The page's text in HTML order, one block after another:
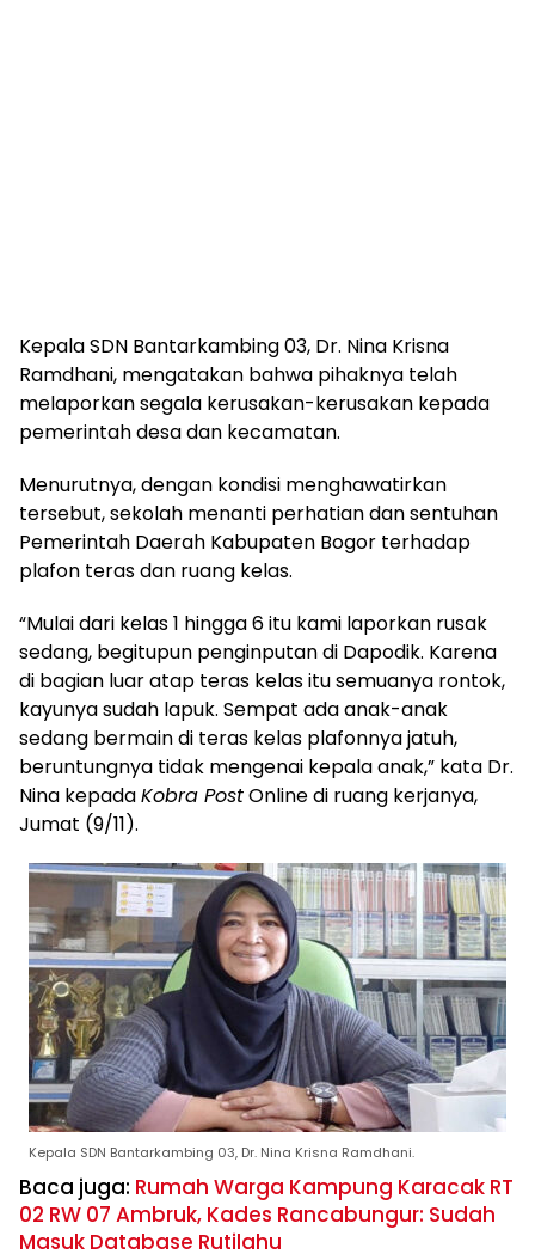
Kepala SDN Bantarkambing 03, Dr. Nina Krisna
Ramdhani, mengatakan bahwa pihaknya telah
melaporkan segala kerusakan-kerusakan kepada
pemerintah desa dan kecamatan.
Menurutnya, dengan kondisi menghawatirkan
tersebut, sekolah menanti perhatian dan sentuhan
Pemerintah Daerah Kabupaten Bogor terhadap
plafon teras dan ruang kelas.
“Mulai dari kelas 1 hingga 6 itu kami laporkan rusak
sedang, begitupun penginputan di Dapodik. Karena
di bagian luar atap teras kelas itu semuanya rontok,
kayunya sudah lapuk. Sempat ada anak-anak
sedang bermain di teras kelas plafonnya jatuh,
beruntungnya tidak mengenai kepala anak,” kata Dr.
Nina kepadaKobra PostOnline di ruang kerjanya,
Jumat (9/11).
Kepala SDN Bantarkambing 03, Dr. Nina Krisna Ramdhani.
Baca juga: Rumah Warga Kampung Karacak RT
02 RW 07 Ambruk, Kades Rancabungur: Sudah
Masuk Database Rutilahu